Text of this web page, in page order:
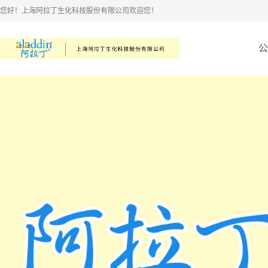
您好！上海阿拉丁生化科技股份有限公司欢迎您！